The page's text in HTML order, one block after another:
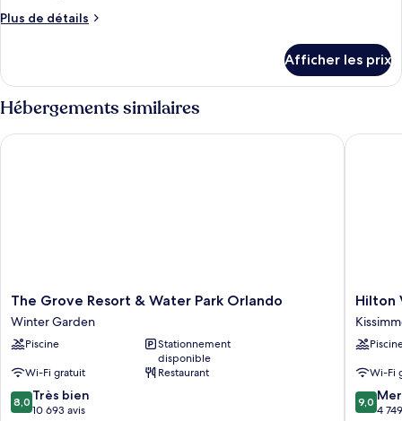
chambre :
chambres,
accès
à
la
Plus de détails
Plus
Villa,
chambres,
à
Afficher les prix
Hébergements similaires
The
Grove
Resort
&
Park
Orlando
Winter
The Grove Resort & Water Park Orlando
Winter Garden
Piscine
Stationnement
disponible
Wi-Fi gratuit
Restaurant
8.0
sur
8,0 Très bien
10 693 avis
The Grove Resort & Water Park Orlando
Hilton
Vacation
Club
Mystic
Orlando
Hilton
Wi-Fi
9.0
sur
9,0
4
Hilton